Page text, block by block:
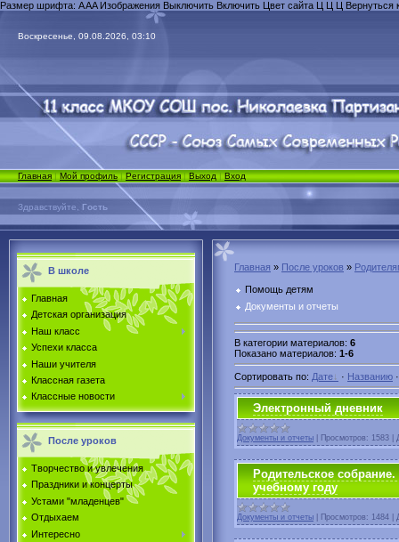
Размер шрифта: AAAИзображения Выключить Включить Цвет сайта Ц Ц Ц Вернуться
Воскресенье, 09.08.2026, 03:10
Главная|Мой профиль|Регистрация |Выход|Вход
Здравствуйте, Гость
В школе
Главная
Детская организация
Наш класс
Успехи класса
Наши учителя
Классная газета
Классные новости
После уроков
Творчество и увлечения
Праздники и концерты
Устами "младенцев"
Отдыхаем
Интересно
Главная » После уроков »
Помощь детям
Документы и отчеты
В категории материалов: 6
Показано материалов: 1-6
Сортировать по: Дате · Названию
Электронный дневник
Документы и отчеты Просмотров: 1583
Родительское
учебному году
Документы и отчеты Просмотров: 1484